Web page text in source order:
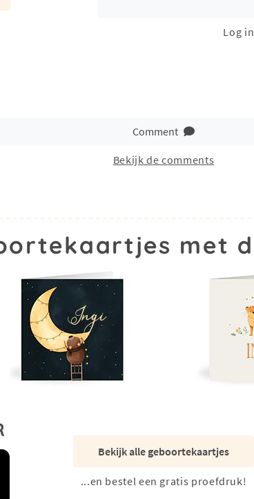
Log
Comment
Bekijk de comments
met
Bekijk alle geboortekaartjes
...en bestel een gratis proefdruk!